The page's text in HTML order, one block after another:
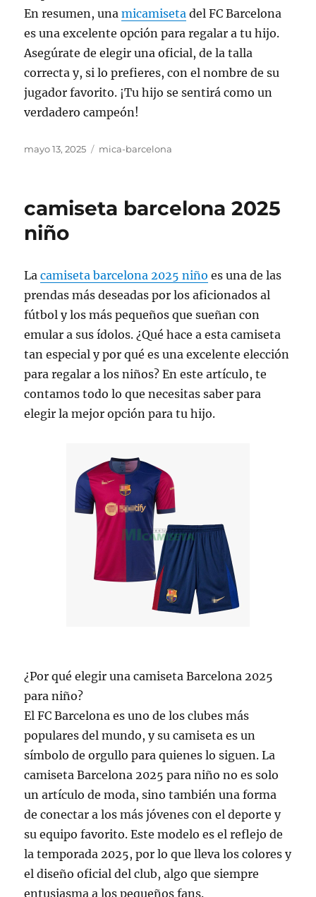
En resumen, unamicamiseta del FC Barcelona
es una excelente opción para regalar a tu hijo.
Asegúrate de elegir una oficial, de la talla
correcta y, si lo prefieres, con el nombre de su
jugador favorito. ¡Tu hijo se sentirá como un
verdadero campeón!
Publicado
mayo 13, 2025 Categorías
mica-barcelona
camiseta barcelona 2025
niño
Lacamiseta barcelona 2025 niño es una de las
prendas más deseadas por los aficionados al
fútbol y los más pequeños que sueñan con
emular a sus ídolos. ¿Qué hace a esta camiseta
tan especial y por qué es una excelente elección
para regalar a los niños? En este artículo, te
contamos todo lo que necesitas saber para
elegir la mejor opción para tu hijo.
¿Por qué elegir una camiseta Barcelona 2025
para niño?
El FC Barcelona es uno de los clubes más
populares del mundo, y su camiseta es un
símbolo de orgullo para quienes lo siguen. La
camiseta Barcelona 2025 para niño no es solo
un artículo de moda, sino también una forma
de conectar a los más jóvenes con el deporte y
su equipo favorito. Este modelo es el reflejo de
la temporada 2025, por lo que lleva los colores y
el diseño oficial del club, algo que siempre
entusiasma a los pequeños fans.